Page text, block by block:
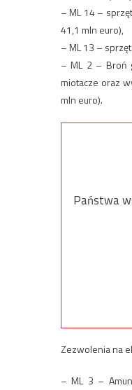
– ML 14 –
41,1 mln euro),
– ML 13 –
– ML 2 – Broń
miotacze oraz
mln euro).
Państwa
Zezwolenia na
– ML 3 –